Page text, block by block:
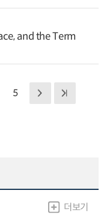
and the Term
5
더보기